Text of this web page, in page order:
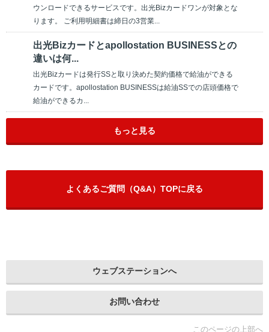
ウンロードできるサービスです。出光Bizカードワンが対象とな
ります。 ご利用明細書は締日の3営業...
出光Bizカードとapollostation BUSINESSとの
違いは何...
出光Bizカードは発行SSと取り決めた契約価格で給油ができる
カードです。apollostation BUSINESSは給油SSでの店頭価格で
給油ができるカ...
もっと見る
よくあるご質問（Q&A）TOPに戻る
ウェブステーションへ
お問い合わせ
このページの上部へ